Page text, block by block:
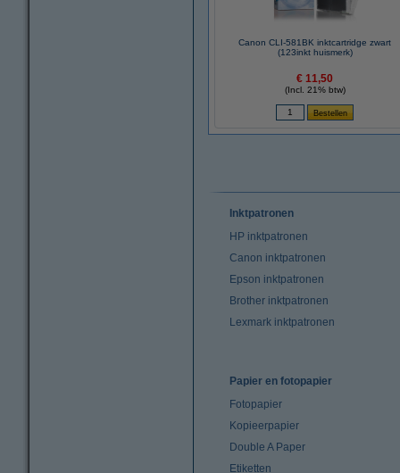
Canon CLI-581BK inktcartridge zwart
(123inkt huismerk)
€ 11,50
(Incl. 21% btw)
Inktpatronen
HP inktpatronen
Canon inktpatronen
Epson inktpatronen
Brother inktpatronen
Lexmark inktpatronen
Papier en fotopapier
Fotopapier
Kopieerpapier
Double A Paper
Etiketten